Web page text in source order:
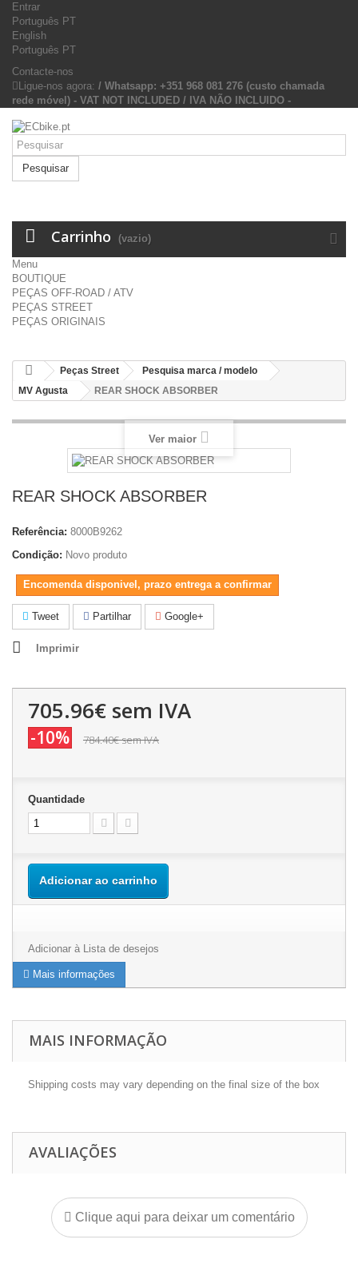
Entrar
Português PT
English
Português PT
Contacte-nos
Ligue-nos agora: / Whatsapp: +351 968 081 276 (custo chamada
rede móvel) - VAT NOT INCLUDED / IVA NÃO INCLUIDO -
Pesquisar
Carrinho (vazio)
Menu
BOUTIQUE
PEÇAS OFF-ROAD / ATV
PEÇAS STREET
PEÇAS ORIGINAIS
Peças Street
Pesquisa marca / modelo
MV Agusta
REAR SHOCK ABSORBER
Ver maior
REAR SHOCK ABSORBER
Referência: 8000B9262
Condição: Novo produto
Encomenda disponivel, prazo entrega a confirmar
Tweet Partilhar Google+
Imprimir
705.96€ sem IVA
-10% 784.40€sem IVA
Quantidade
Adicionar ao carrinho
Adicionar à Lista de desejos
Mais informações
MAIS INFORMAÇÃO
Shipping costs may vary depending on the final size of the box
AVALIAÇÕES
Clique aqui para deixar um comentário